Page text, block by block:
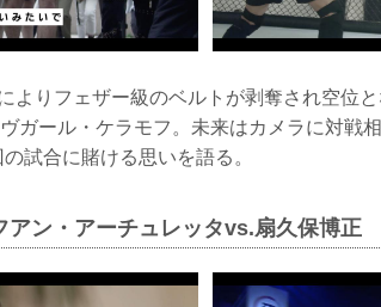
よりフェザー級のベルトが剥奪され空位
ガール・ケラモフ。未来はカメラに対戦
試合に賭ける思いを語る。
アン・アーチュレッタvs.扇久保博正